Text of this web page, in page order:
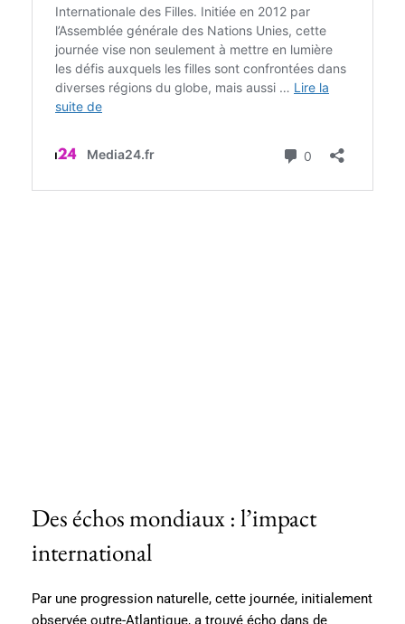
Des échos mondiaux : l’impact
international
Par une progression naturelle, cette journée, initialement
observée outre-Atlantique, a trouvé écho dans de